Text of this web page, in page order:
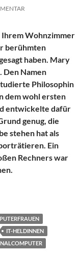
Ihrem Wohnzimmer
berühmten
haben. Mary
Den Namen
Philosophin
dem wohl ersten
entwickelte dafür
genug, die
stehen hat als
Ein
Rechners war
eine Frau
IT-HELDINNEN